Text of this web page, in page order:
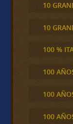
10
10
100 %
100
100
100